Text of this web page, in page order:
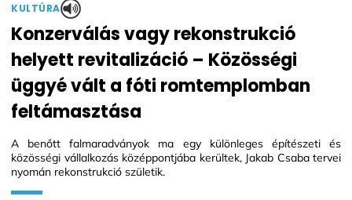
KULTÚRA
Konzerválás vagy rekonstrukció
helyett revitalizáció – Közösségi
üggyé vált a fóti romtemplomban
feltámasztása
A benőtt falmaradványok ma egy különleges építészeti és
közösségi vállalkozás középpontjába kerültek, Jakab Csaba tervei
nyomán rekonstrukció születik.